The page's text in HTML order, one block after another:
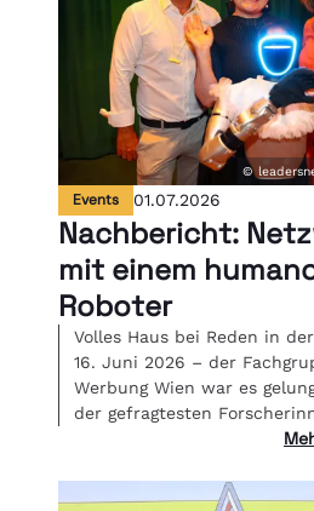
©
Events 01.07.2026
Nachbericht:
mit einem
Roboter
Volles Haus bei Reden in
16. Juni 2026 – der
Werbung Wien war es
der gefragtesten
Landes in die legendäre
Genatowski und Roboter Tova